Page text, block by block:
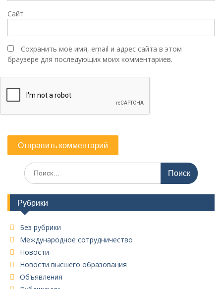
Сайт
Сохранить моё имя, email и адрес сайта в этом
браузере для последующих моих комментариев.
Поиск
по:
Рубрики
Без рубрики
Международное сотрудничество
Новости
Новости высшего образования
Объявления